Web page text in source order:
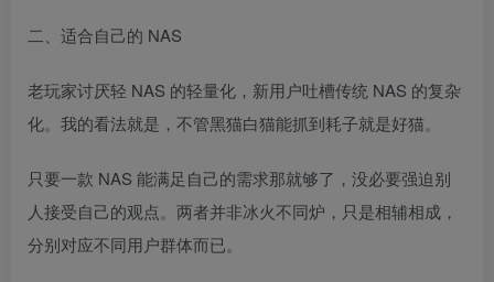
二、适合自己的 NAS
老玩家讨厌轻 NAS 的轻量化，新用户吐槽传统 NAS 的复杂
化。我的看法就是，不管黑猫白猫能抓到耗子就是好猫。
只要一款 NAS 能满足自己的需求那就够了，没必要强迫别
人接受自己的观点。两者并非冰火不同炉，只是相辅相成，
分别对应不同用户群体而已。